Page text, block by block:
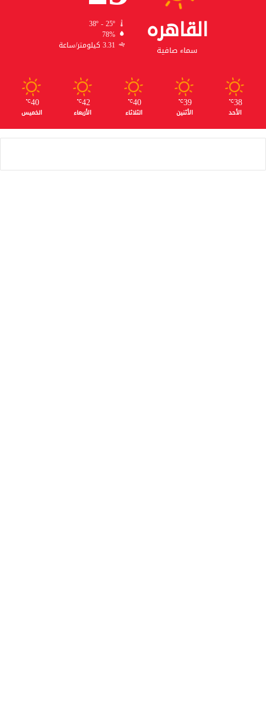
القاهره
سماء صافية
38º - 25º
78%
3.31 كيلومتر/ساعة
38
℃
الأحد
39
℃
الأثنين
40
℃
الثلاثاء
42
℃
الأربعاء
40
℃
الخميس